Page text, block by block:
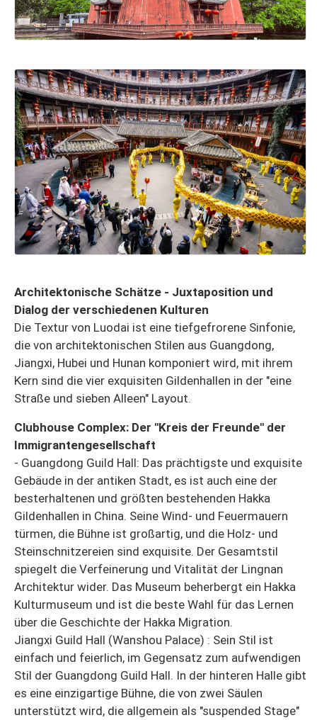
Architektonische Schätze - Juxtaposition und
Dialog der verschiedenen Kulturen
Die Textur von Luodai ist eine tiefgefrorene Sinfonie,
die von architektonischen Stilen aus Guangdong,
Jiangxi, Hubei und Hunan komponiert wird, mit ihrem
Kern sind die vier exquisiten Gildenhallen in der "eine
Straße und sieben Alleen" Layout.
Clubhouse Complex: Der "Kreis der Freunde" der
Immigrantengesellschaft
- Guangdong Guild Hall: Das prächtigste und exquisite
Gebäude in der antiken Stadt, es ist auch eine der
besterhaltenen und größten bestehenden Hakka
Gildenhallen in China. Seine Wind- und Feuermauern
türmen, die Bühne ist großartig, und die Holz- und
Steinschnitzereien sind exquisite. Der Gesamtstil
spiegelt die Verfeinerung und Vitalität der Lingnan
Architektur wider. Das Museum beherbergt ein Hakka
Kulturmuseum und ist die beste Wahl für das Lernen
über die Geschichte der Hakka Migration.
Jiangxi Guild Hall (Wanshou Palace) : Sein Stil ist
einfach und feierlich, im Gegensatz zum aufwendigen
Stil der Guangdong Guild Hall. In der hinteren Halle gibt
es eine einzigartige Bühne, die von zwei Säulen
unterstützt wird, die allgemein als "suspended Stage"